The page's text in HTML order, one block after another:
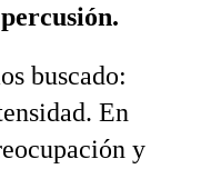
buscado:
En
y